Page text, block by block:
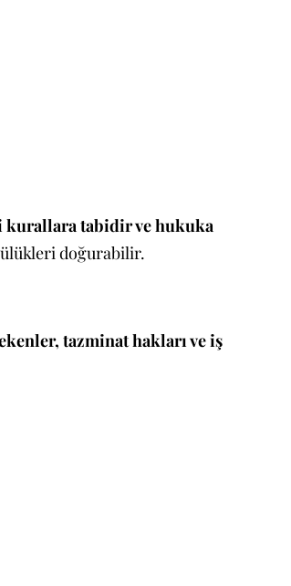
kurallara tabidir ve hukuka
doğurabilir.
tazminat hakları ve iş